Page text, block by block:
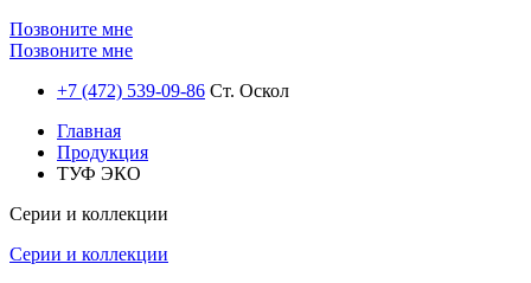
Позвоните мне
Позвоните мне
+7 (472) 539-09-86 Ст. Оскол
Главная
Продукция
ТУФ ЭКО
Серии и коллекции
Серии и коллекции